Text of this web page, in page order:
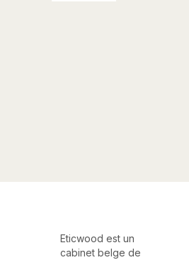
Eticwood est un
cabinet belge de